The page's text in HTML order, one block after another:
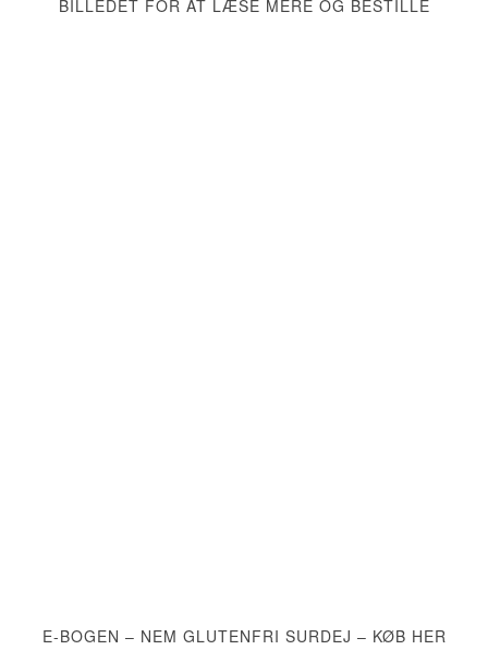
BILLEDET FOR AT LÆSE MERE OG BESTILLE
E-BOGEN – NEM GLUTENFRI SURDEJ – KØB HER